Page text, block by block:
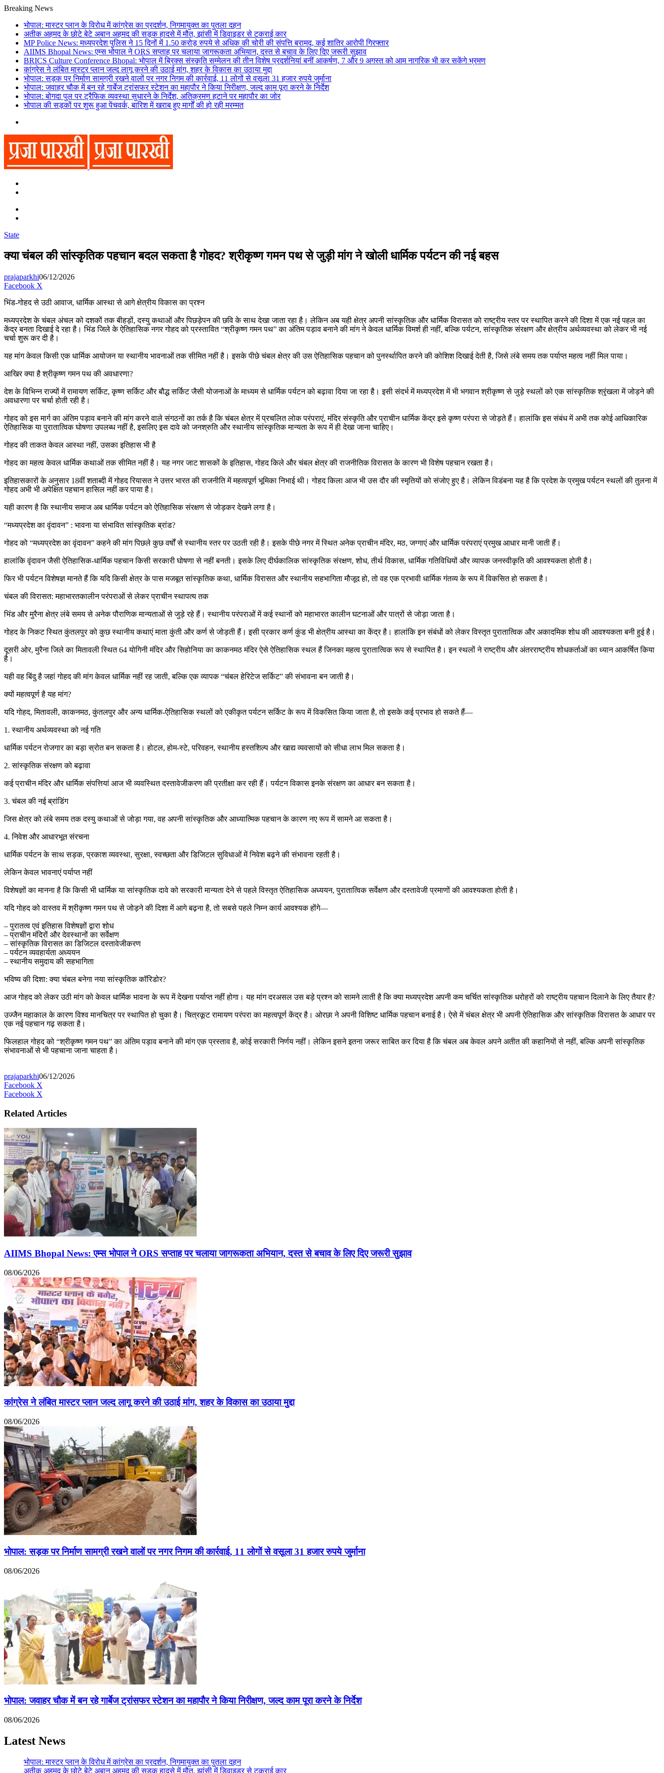
Breaking News
भोपाल: मास्टर प्लान के विरोध में कांग्रेस का प्रदर्शन, निगमायुक्त का पुतला दहन
अतीक अहमद के छोटे बेटे अबान अहमद की सड़क हादसे में मौत, झांसी में डिवाइडर से टकराई कार
MP Police News: मध्यप्रदेश पुलिस ने 15 दिनों में 1.50 करोड़ रुपये से अधिक की चोरी की संपत्ति बरामद, कई शातिर आरोपी गिरफ्तार
AIIMS Bhopal News: एम्स भोपाल ने ORS सप्ताह पर चलाया जागरूकता अभियान, दस्त से बचाव के लिए दिए जरूरी सुझाव
BRICS Culture Conference Bhopal: भोपाल में ब्रिक्स संस्कृति सम्मेलन की तीन विशेष प्रदर्शनियां बनीं आकर्षण, 7 और 9 अगस्त को आम नागरिक भी कर सकेंगे भ्रमण
कांग्रेस ने लंबित मास्टर प्लान जल्द लागू करने की उठाई मांग, शहर के विकास का उठाया मुद्दा
भोपाल: सड़क पर निर्माण सामग्री रखने वालों पर नगर निगम की कार्रवाई, 11 लोगों से वसूला 31 हजार रुपये जुर्माना
भोपाल: जवाहर चौक में बन रहे गार्बेज ट्रांसफर स्टेशन का महापौर ने किया निरीक्षण, जल्द काम पूरा करने के निर्देश
भोपाल: बोगदा पुल पर ट्रैफिक व्यवस्था सुधारने के निर्देश, अतिक्रमण हटाने पर महापौर का जोर
भोपाल की सड़कों पर शुरू हुआ पेंचवर्क, बारिश में खराब हुए मार्गों की हो रही मरम्मत
State
क्या चंबल की सांस्कृतिक पहचान बदल सकता है गोहद? श्रीकृष्ण गमन पथ से जुड़ी मांग ने खोली धार्मिक पर्यटन की नई बहस
prajaparkhi06/12/2026
Facebook X
भिंड-गोहद से उठी आवाज, धार्मिक आस्था से आगे क्षेत्रीय विकास का प्रश्न
मध्यप्रदेश के चंबल अंचल को दशकों तक बीहड़ों, दस्यु कथाओं और पिछड़ेपन की छवि के साथ देखा जाता रहा है। लेकिन अब यही क्षेत्र अपनी सांस्कृतिक और धार्मिक विरासत को राष्ट्रीय स्तर पर स्थापित करने की दिशा में एक नई पहल का
केंद्र बनता दिखाई दे रहा है। भिंड जिले के ऐतिहासिक नगर गोहद को प्रस्तावित “श्रीकृष्ण गमन पथ” का अंतिम पड़ाव बनाने की मांग ने केवल धार्मिक विमर्श ही नहीं, बल्कि पर्यटन, सांस्कृतिक संरक्षण और क्षेत्रीय अर्थव्यवस्था को लेकर भी नई
चर्चा शुरू कर दी है।
यह मांग केवल किसी एक धार्मिक आयोजन या स्थानीय भावनाओं तक सीमित नहीं है। इसके पीछे चंबल क्षेत्र की उस ऐतिहासिक पहचान को पुनर्स्थापित करने की कोशिश दिखाई देती है, जिसे लंबे समय तक पर्याप्त महत्व नहीं मिल पाया।
आखिर क्या है श्रीकृष्ण गमन पथ की अवधारणा?
देश के विभिन्न राज्यों में रामायण सर्किट, कृष्ण सर्किट और बौद्ध सर्किट जैसी योजनाओं के माध्यम से धार्मिक पर्यटन को बढ़ावा दिया जा रहा है। इसी संदर्भ में मध्यप्रदेश में भी भगवान श्रीकृष्ण से जुड़े स्थलों को एक सांस्कृतिक श्रृंखला में जोड़ने की
अवधारणा पर चर्चा होती रही है।
गोहद को इस मार्ग का अंतिम पड़ाव बनाने की मांग करने वाले संगठनों का तर्क है कि चंबल क्षेत्र में प्रचलित लोक परंपराएं, मंदिर संस्कृति और प्राचीन धार्मिक केंद्र इसे कृष्ण परंपरा से जोड़ते हैं। हालांकि इस संबंध में अभी तक कोई आधिकारिक
ऐतिहासिक या पुरातात्विक घोषणा उपलब्ध नहीं है, इसलिए इस दावे को जनश्रुति और स्थानीय सांस्कृतिक मान्यता के रूप में ही देखा जाना चाहिए।
गोहद की ताकत केवल आस्था नहीं, उसका इतिहास भी है
गोहद का महत्व केवल धार्मिक कथाओं तक सीमित नहीं है। यह नगर जाट शासकों के इतिहास, गोहद किले और चंबल क्षेत्र की राजनीतिक विरासत के कारण भी विशेष पहचान रखता है।
इतिहासकारों के अनुसार 18वीं शताब्दी में गोहद रियासत ने उत्तर भारत की राजनीति में महत्वपूर्ण भूमिका निभाई थी। गोहद किला आज भी उस दौर की स्मृतियों को संजोए हुए है। लेकिन विडंबना यह है कि प्रदेश के प्रमुख पर्यटन स्थलों की तुलना में
गोहद अभी भी अपेक्षित पहचान हासिल नहीं कर पाया है।
यही कारण है कि स्थानीय समाज अब धार्मिक पर्यटन को ऐतिहासिक संरक्षण से जोड़कर देखने लगा है।
“मध्यप्रदेश का वृंदावन” : भावना या संभावित सांस्कृतिक ब्रांड?
गोहद को “मध्यप्रदेश का वृंदावन” कहने की मांग पिछले कुछ वर्षों से स्थानीय स्तर पर उठती रही है। इसके पीछे नगर में स्थित अनेक प्राचीन मंदिर, मठ, जग्गाएं और धार्मिक परंपराएं प्रमुख आधार मानी जाती हैं।
हालांकि वृंदावन जैसी ऐतिहासिक-धार्मिक पहचान किसी सरकारी घोषणा से नहीं बनती। इसके लिए दीर्घकालिक सांस्कृतिक संरक्षण, शोध, तीर्थ विकास, धार्मिक गतिविधियों और व्यापक जनस्वीकृति की आवश्यकता होती है।
फिर भी पर्यटन विशेषज्ञ मानते हैं कि यदि किसी क्षेत्र के पास मजबूत सांस्कृतिक कथा, धार्मिक विरासत और स्थानीय सहभागिता मौजूद हो, तो वह एक प्रभावी धार्मिक गंतव्य के रूप में विकसित हो सकता है।
चंबल की विरासत: महाभारतकालीन परंपराओं से लेकर प्राचीन स्थापत्य तक
भिंड और मुरैना क्षेत्र लंबे समय से अनेक पौराणिक मान्यताओं से जुड़े रहे हैं। स्थानीय परंपराओं में कई स्थानों को महाभारत कालीन घटनाओं और पात्रों से जोड़ा जाता है।
गोहद के निकट स्थित कुंतलपुर को कुछ स्थानीय कथाएं माता कुंती और कर्ण से जोड़ती हैं। इसी प्रकार कर्ण कुंड भी क्षेत्रीय आस्था का केंद्र है। हालांकि इन संबंधों को लेकर विस्तृत पुरातात्विक और अकादमिक शोध की आवश्यकता बनी हुई है।
दूसरी ओर, मुरैना जिले का मितावली स्थित 64 योगिनी मंदिर और सिहोनिया का काकनमठ मंदिर ऐसे ऐतिहासिक स्थल हैं जिनका महत्व पुरातात्विक रूप से स्थापित है। इन स्थलों ने राष्ट्रीय और अंतरराष्ट्रीय शोधकर्ताओं का ध्यान आकर्षित किया
है।
यही वह बिंदु है जहां गोहद की मांग केवल धार्मिक नहीं रह जाती, बल्कि एक व्यापक “चंबल हेरिटेज सर्किट” की संभावना बन जाती है।
क्यों महत्वपूर्ण है यह मांग?
यदि गोहद, मितावली, काकनमठ, कुंतलपुर और अन्य धार्मिक-ऐतिहासिक स्थलों को एकीकृत पर्यटन सर्किट के रूप में विकसित किया जाता है, तो इसके कई प्रभाव हो सकते हैं—
1. स्थानीय अर्थव्यवस्था को नई गति
धार्मिक पर्यटन रोजगार का बड़ा स्रोत बन सकता है। होटल, होम-स्टे, परिवहन, स्थानीय हस्तशिल्प और खाद्य व्यवसायों को सीधा लाभ मिल सकता है।
2. सांस्कृतिक संरक्षण को बढ़ावा
कई प्राचीन मंदिर और धार्मिक संपत्तियां आज भी व्यवस्थित दस्तावेजीकरण की प्रतीक्षा कर रही हैं। पर्यटन विकास इनके संरक्षण का आधार बन सकता है।
3. चंबल की नई ब्रांडिंग
जिस क्षेत्र को लंबे समय तक दस्यु कथाओं से जोड़ा गया, वह अपनी सांस्कृतिक और आध्यात्मिक पहचान के कारण नए रूप में सामने आ सकता है।
4. निवेश और आधारभूत संरचना
धार्मिक पर्यटन के साथ सड़क, प्रकाश व्यवस्था, सुरक्षा, स्वच्छता और डिजिटल सुविधाओं में निवेश बढ़ने की संभावना रहती है।
लेकिन केवल भावनाएं पर्याप्त नहीं
विशेषज्ञों का मानना है कि किसी भी धार्मिक या सांस्कृतिक दावे को सरकारी मान्यता देने से पहले विस्तृत ऐतिहासिक अध्ययन, पुरातात्विक सर्वेक्षण और दस्तावेजी प्रमाणों की आवश्यकता होती है।
यदि गोहद को वास्तव में श्रीकृष्ण गमन पथ से जोड़ने की दिशा में आगे बढ़ना है, तो सबसे पहले निम्न कार्य आवश्यक होंगे—
– पुरातत्व एवं इतिहास विशेषज्ञों द्वारा शोध
– प्राचीन मंदिरों और देवस्थानों का सर्वेक्षण
– सांस्कृतिक विरासत का डिजिटल दस्तावेजीकरण
– पर्यटन व्यवहार्यता अध्ययन
– स्थानीय समुदाय की सहभागिता
भविष्य की दिशा: क्या चंबल बनेगा नया सांस्कृतिक कॉरिडोर?
आज गोहद को लेकर उठी मांग को केवल धार्मिक भावना के रूप में देखना पर्याप्त नहीं होगा। यह मांग दरअसल उस बड़े प्रश्न को सामने लाती है कि क्या मध्यप्रदेश अपनी कम चर्चित सांस्कृतिक धरोहरों को राष्ट्रीय पहचान दिलाने के लिए तैयार है?
उज्जैन महाकाल के कारण विश्व मानचित्र पर स्थापित हो चुका है। चित्रकूट रामायण परंपरा का महत्वपूर्ण केंद्र है। ओरछा ने अपनी विशिष्ट धार्मिक पहचान बनाई है। ऐसे में चंबल क्षेत्र भी अपनी ऐतिहासिक और सांस्कृतिक विरासत के आधार पर
एक नई पहचान गढ़ सकता है।
फिलहाल गोहद को “श्रीकृष्ण गमन पथ” का अंतिम पड़ाव बनाने की मांग एक प्रस्ताव है, कोई सरकारी निर्णय नहीं। लेकिन इसने इतना जरूर साबित कर दिया है कि चंबल अब केवल अपने अतीत की कहानियों से नहीं, बल्कि अपनी सांस्कृतिक
संभावनाओं से भी पहचाना जाना चाहता है।
prajaparkhi06/12/2026
Facebook X
Facebook X
Related Articles
AIIMS Bhopal News: एम्स भोपाल ने ORS सप्ताह पर चलाया जागरूकता अभियान, दस्त से बचाव के लिए दिए जरूरी सुझाव
08/06/2026
कांग्रेस ने लंबित मास्टर प्लान जल्द लागू करने की उठाई मांग, शहर के विकास का उठाया मुद्दा
08/06/2026
भोपाल: सड़क पर निर्माण सामग्री रखने वालों पर नगर निगम की कार्रवाई, 11 लोगों से वसूला 31 हजार रुपये जुर्माना
08/06/2026
भोपाल: जवाहर चौक में बन रहे गार्बेज ट्रांसफर स्टेशन का महापौर ने किया निरीक्षण, जल्द काम पूरा करने के निर्देश
08/06/2026
Latest News
भोपाल: मास्टर प्लान के विरोध में कांग्रेस का प्रदर्शन, निगमायुक्त का पुतला दहन
अतीक अहमद के छोटे बेटे अबान अहमद की सड़क हादसे में मौत, झांसी में डिवाइडर से टकराई कार